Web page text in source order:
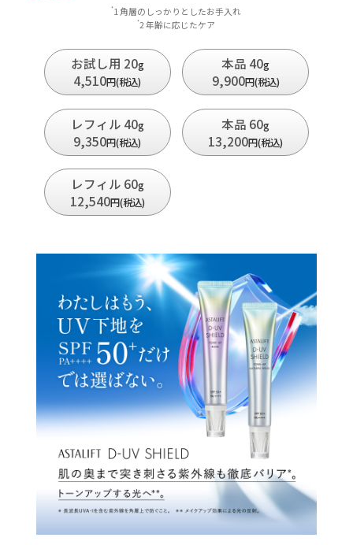
* 1 角層のしっかりとしたお手入れ
*2 年齢に応じたケア
お試し用 20g
4,510円(税込)
本品 40g
9,900円(税込)
レフィル 40g
9,350円(税込)
本品 60g
13,200円(税込)
レフィル 60g
12,540円(税込)